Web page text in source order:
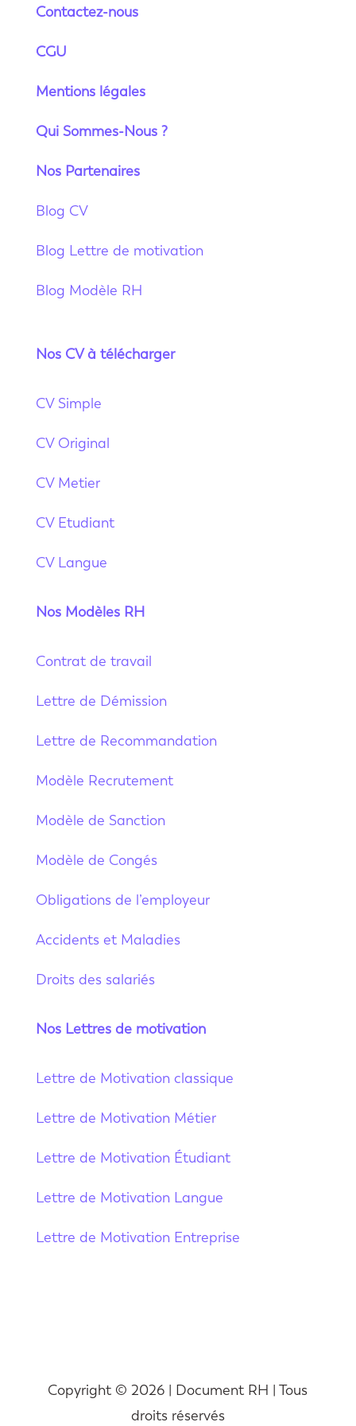
Contactez-nous
CGU
Mentions légales
Qui Sommes-Nous ?
Nos Partenaires
Blog CV
Blog Lettre de motivation
Blog Modèle RH
Nos CV à télécharger
CV Simple
CV Original
CV Metier
CV Etudiant
CV Langue
Nos Modèles RH
Contrat de travail
Lettre de Démission
Lettre de Recommandation
Modèle Recrutement
Modèle de Sanction
Modèle de Congés
Obligations de l’employeur
Accidents et Maladies
Droits des salariés
Nos Lettres de motivation
Lettre de Motivation classique
Lettre de Motivation Métier
Lettre de Motivation Étudiant
Lettre de Motivation Langue
Lettre de Motivation Entreprise
Copyright © 2026 | Document RH | Tous
droits réservés